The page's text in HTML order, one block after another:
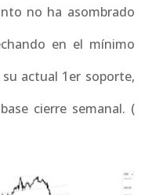
no ha asombrado
en el mínimo
actual 1er soporte,
cierre semanal. (